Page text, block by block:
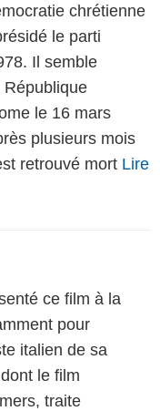
chrétienne
le parti
Il semble
le 16 mars
plusieurs mois
retrouvé mort Lire
ce film à la
pour
italien de sa
le film
traite